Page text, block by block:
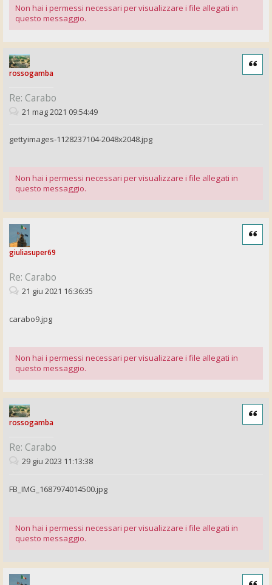
Non hai i permessi necessari per visualizzare i file allegati in
questo messaggio.
rossogamba
Re: Carabo
Cita
21 mag 2021 09:54:49
gettyimages-1128237104-2048x2048.jpg
Non hai i permessi necessari per visualizzare i file allegati in
questo messaggio.
giuliasuper69
Re: Carabo
Cita
21 giu 2021 16:36:35
carabo9.jpg
Non hai i permessi necessari per visualizzare i file allegati in
questo messaggio.
rossogamba
Re: Carabo
Cita
29 giu 2023 11:13:38
FB_IMG_1687974014500.jpg
Non hai i permessi necessari per visualizzare i file allegati in
questo messaggio.
Cita